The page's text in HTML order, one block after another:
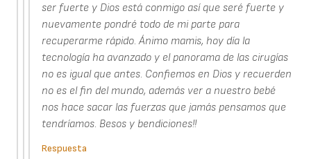
ser fuerte y Dios está conmigo así que seré fuerte y
nuevamente pondré todo de mi parte para
recuperarme rápido. Ánimo mamis, hoy día la
tecnología ha avanzado y el panorama de las cirugías
no es igual que antes. Confiemos en Dios y recuerden
no es el fin del mundo, además ver a nuestro bebé
nos hace sacar las fuerzas que jamás pensamos que
tendríamos. Besos y bendiciones!!
Respuesta